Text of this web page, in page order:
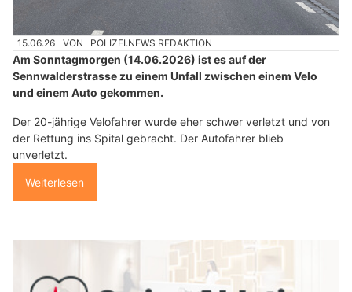
15.06.26 VON POLIZEI.NEWS REDAKTION
Am Sonntagmorgen (14.06.2026) ist es auf der
Sennwalderstrasse zu einem Unfall zwischen einem Velo
und einem Auto gekommen.
Der 20-jährige Velofahrer wurde eher schwer verletzt und von
der Rettung ins Spital gebracht. Der Autofahrer blieb
unverletzt.
Weiterlesen